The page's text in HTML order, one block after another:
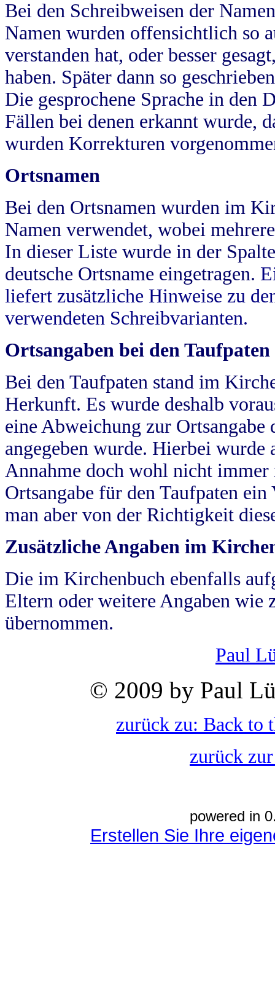
Bei den Schreibweisen der
Namen wurden offensichtlich so
verstanden hat, oder besser
haben. Später dann so
Die gesprochene Sprache in
Fällen bei denen erkannt wurde,
wurden Korrekturen
Ortsnamen
Bei den Ortsnamen wurden im
Namen verwendet, wobei
In dieser Liste wurde in der
deutsche Ortsname eingetragen.
liefert zusätzliche Hinweise zu
verwendeten Schreibvarianten.
Ortsangaben bei den Taufpaten
Bei den Taufpaten stand im
Herkunft. Es wurde deshalb
eine Abweichung zur
angegeben wurde. Hierbei wurde
Annahme doch wohl nicht
Ortsangabe für den Taufpaten
man aber von der Richtigkeit
Zusätzliche Angaben im
Die im Kirchenbuch ebenfalls
Eltern oder weitere Angaben wie
übernommen.
Paul
© 2009 by Paul
zurück zu: Back to
zurück
powered in
Erstellen Sie Ihre